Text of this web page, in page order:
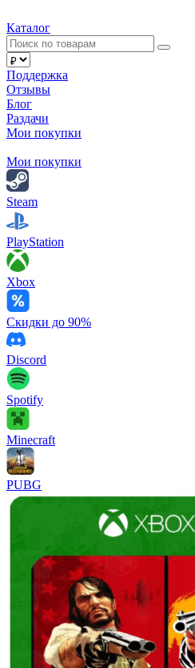
Каталог
Поддержка
Отзывы
Блог
Раздачи
Мои покупки
Мои покупки
Steam
PlayStation
Xbox
Скидки до 90%
Discord
Spotify
Minecraft
PUBG